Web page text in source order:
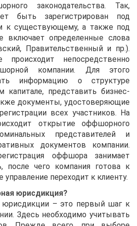
законодательства. Так,
быть зарегистрирован под
к существующему, а также под
включает определенные слова
Правительственный и пр.).
непосредственно
компании. Для этого
информацию о структуре
капитале, представить бизнес-
документы, удостоверяющие
всех участников. На
открытие оффшорного
представителей и
документов компании.
оффшора занимает
после чего компания готова к
управление переходит к клиенту.
юрисдикция?
– это первый шаг к
Здесь необходимо учитывать